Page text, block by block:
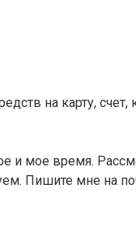
на карту, счет,
и мое время.
Пишите мне на